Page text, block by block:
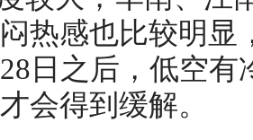
热感也比较明显
日之后，低空
会得到缓解。